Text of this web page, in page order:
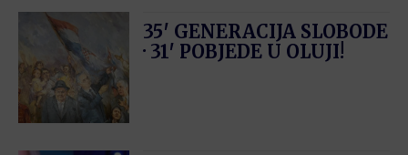
35′ GENERACIJA SLOBODE
· 31′ POBJEDE U OLUJI!